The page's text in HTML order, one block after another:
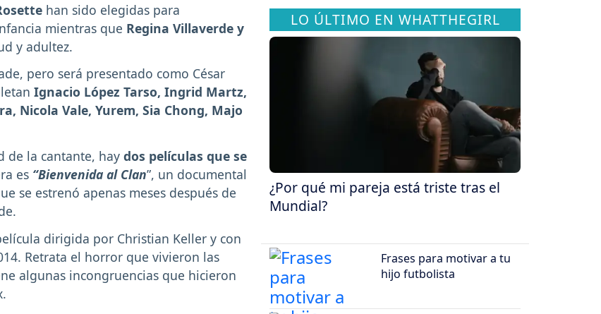
han sido elegidas para
mientras que Regina Villaverde y
y adultez.
pero será presentado como César
Ignacio López Tarso, Ingrid Martz,
Nicola Vale, Yurem, Sia Chong, Majo
de la cantante, hay dos películas que se
es “Bienvenida al Clan”, un documental
se estrenó apenas meses después de
dirigida por Christian Keller y con
Retrata el horror que vivieron las
algunas incongruencias que hicieron
LO ÚLTIMO EN WHATTHEGIRL
¿Por qué mi pareja está triste tras el
Mundial?
Frases para motivar a tu
hijo futbolista